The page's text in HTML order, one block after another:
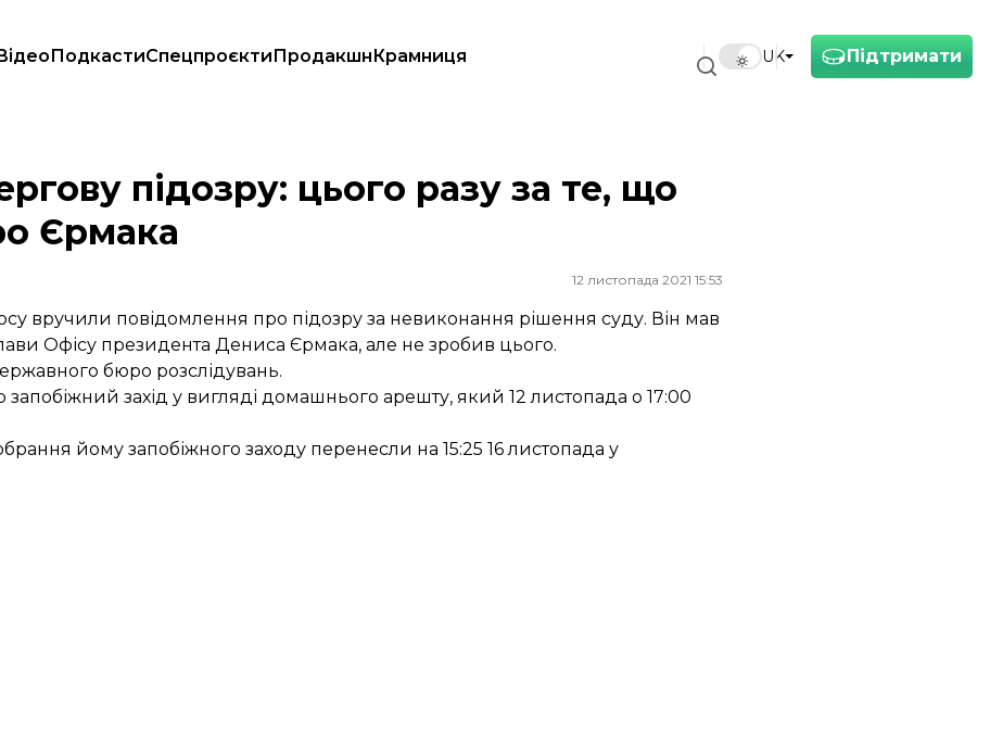
Підтримати
UK
ПодкастиСпецпроєктиПродакшнКрамниця
пост про Єрмака
підозру: цього разу за те, що
Єрмака
12 листопада 2021 15:53
вручили повідомлення про підозру за невиконання рішення суду. Він мав
Офісу президента Дениса Єрмака, але не зробив цього.
бюро розслідувань.
захід у вигляді домашнього арешту, який 12 листопада о 17:00
йому запобіжного заходу перенесли на 15:25 16 листопада у